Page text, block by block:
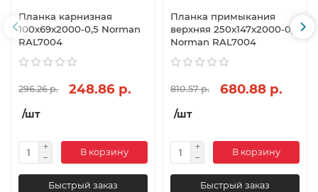
Планка карнизная
100х69х2000-0,5 Norman
RAL7004
296.26 р. 248.86 р.
/шт
В корзину
Быстрый заказ
Планка примыкания
верхняя 250х147х2000-0,5
Norman RAL7004
810.57 р. 680.88 р.
/шт
В корзину
Быстрый заказ